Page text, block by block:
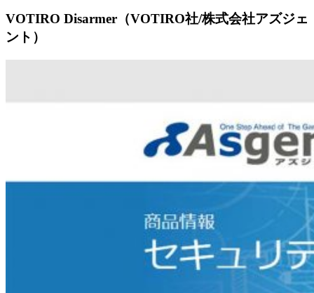
VOTIRO Disarmer（VOTIRO社/株式会社アズジェ
ント）